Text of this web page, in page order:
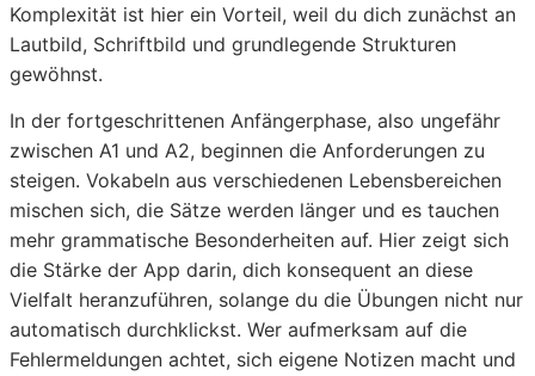
Komplexität ist hier ein Vorteil, weil du dich zunächst an
Lautbild, Schriftbild und grundlegende Strukturen
gewöhnst.
In der fortgeschrittenen Anfängerphase, also ungefähr
zwischen A1 und A2, beginnen die Anforderungen zu
steigen. Vokabeln aus verschiedenen Lebensbereichen
mischen sich, die Sätze werden länger und es tauchen
mehr grammatische Besonderheiten auf. Hier zeigt sich
die Stärke der App darin, dich konsequent an diese
Vielfalt heranzuführen, solange du die Übungen nicht nur
automatisch durchklickst. Wer aufmerksam auf die
Fehlermeldungen achtet, sich eigene Notizen macht und